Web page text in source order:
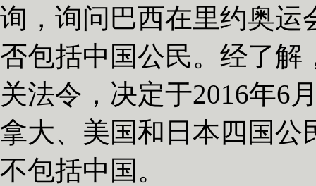
询，询问巴西在里约奥运
否包括中国公民。经了解
关法令，决定于2016年6
拿大、美国和日本四国公
不包括中国。